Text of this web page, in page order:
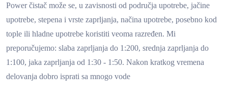
Power čistač može se, u zavisnosti od područja upotrebe, jačine
upotrebe, stepena i vrste zaprljanja, načina upotrebe, posebno kod
tople ili hladne upotrebe koristiti veoma razređen. Mi
preporučujemo: slaba zaprljanja do 1:200, srednja zaprljanja do
1:100, jaka zaprljanja od 1:30 - 1:50. Nakon kratkog vremena
delovanja dobro isprati sa mnogo vode